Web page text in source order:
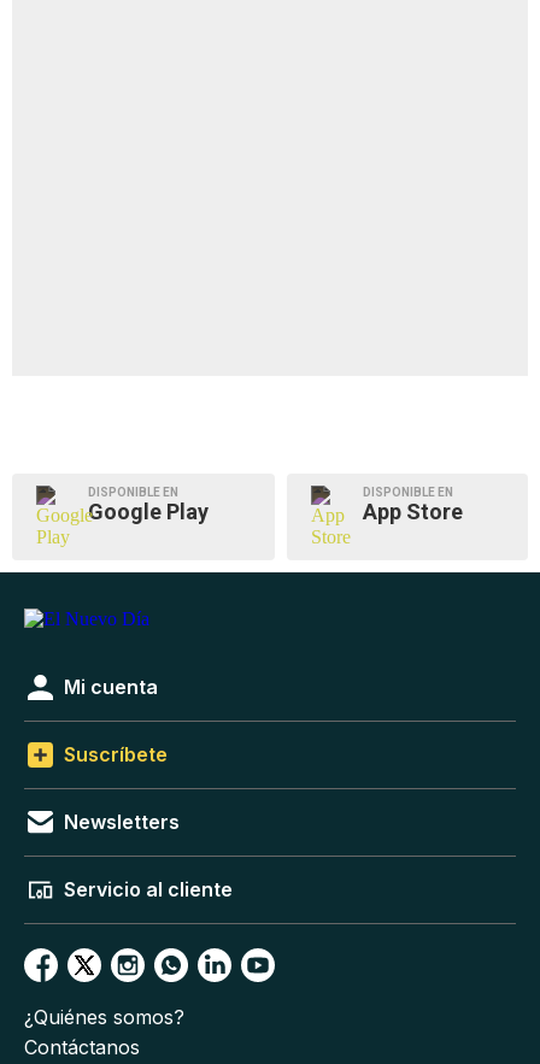
DISPONIBLE EN
Google Play
DISPONIBLE EN
App Store
Mi cuenta
Suscríbete
Newsletters
Servicio al cliente
¿Quiénes somos?
Contáctanos